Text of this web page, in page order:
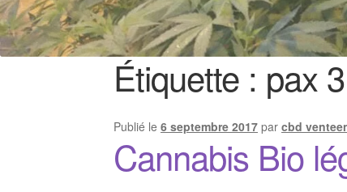
Étiquette : pax 3
Publié le6 septembre 2017 parcbd
Cannabis Bio